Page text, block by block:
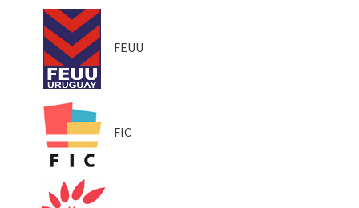
FEUU
FIC